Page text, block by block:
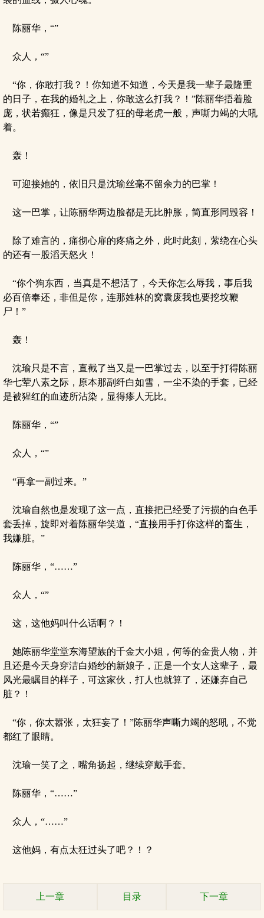
陈丽华，“”
众人，“”
“你，你敢打我？！你知道不知道，今天是我一辈子最隆重
的日子，在我的婚礼之上，你敢这么打我？！”陈丽华捂着脸
庞，状若癫狂，像是只发了狂的母老虎一般，声嘶力竭的大吼
着。
轰！
可迎接她的，依旧只是沈瑜丝毫不留余力的巴掌！
这一巴掌，让陈丽华两边脸都是无比肿胀，简直形同毁容！
除了难言的，痛彻心扉的疼痛之外，此时此刻，萦绕在心头
的还有一股滔天怒火！
“你个狗东西，当真是不想活了，今天你怎么辱我，事后我
必百倍奉还，非但是你，连那姓林的窝囊废我也要挖坟鞭
尸！”
轰！
沈瑜只是不言，直截了当又是一巴掌过去，以至于打得陈丽
华七荤八素之际，原本那副纤白如雪，一尘不染的手套，已经
是被猩红的血迹所沾染，显得瘆人无比。
陈丽华，“”
众人，“”
“再拿一副过来。”
沈瑜自然也是发现了这一点，直接把已经受了污损的白色手
套丢掉，旋即对着陈丽华笑道，“直接用手打你这样的畜生，
我嫌脏。”
陈丽华，“……”
众人，“”
这，这他妈叫什么话啊？！
她陈丽华堂堂东海望族的千金大小姐，何等的金贵人物，并
且还是今天身穿洁白婚纱的新娘子，正是一个女人这辈子，最
风光最瞩目的样子，可这家伙，打人也就算了，还嫌弃自己
脏？！
“你，你太嚣张，太狂妄了！”陈丽华声嘶力竭的怒吼，不觉
都红了眼睛。
沈瑜一笑了之，嘴角扬起，继续穿戴手套。
陈丽华，“……”
众人，“……”
这他妈，有点太狂过头了吧？！？
上一章 目录 下一章